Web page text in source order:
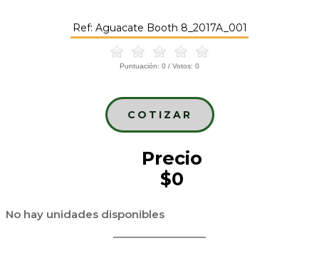
Ref: Aguacate Booth 8_2017A_001
Puntuación: 0 / Votos: 0
COTIZAR
Precio
$0
No hay unidades disponibles